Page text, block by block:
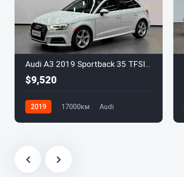
Audi A3 2019 Sportback 35 TFSI Style Edition National V
$9,520
2019 17000км Audi